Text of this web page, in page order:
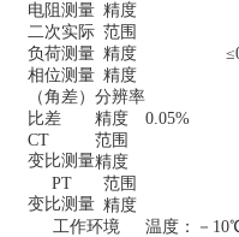
电阻测量 精度
二次实际
负荷测量
范围
精度
≤
相位测量
（角差）
精度
分辨率
比差
精度
0.05%
CT
变比测量
范围
精度
PT
变比测量
范围
精度
工作环境
温度： － 10